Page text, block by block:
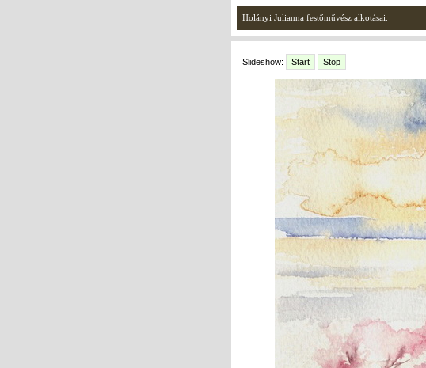
Holányi Julianna festőművész alkotásai.
Slideshow: Start Stop